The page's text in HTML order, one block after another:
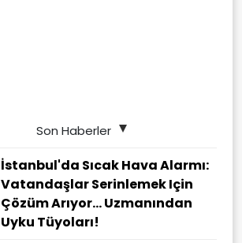
Son Haberler
İstanbul'da Sıcak Hava Alarmı:
Vatandaşlar Serinlemek Için
Çözüm Arıyor... Uzmanından
Uyku Tüyoları!